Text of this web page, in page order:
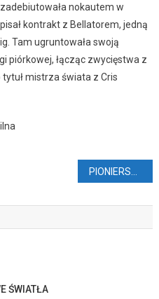
nokautem w
kontrakt z Bellatorem, jedną
Tam ugruntowała swoją
piórkowej, łącząc zwycięstwa z
tytuł mistrza świata z Cris
ŚWIATŁA